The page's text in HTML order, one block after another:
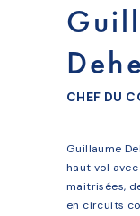
CHEF DU
Guillaume
haut vol
maitrisées,
en circuits